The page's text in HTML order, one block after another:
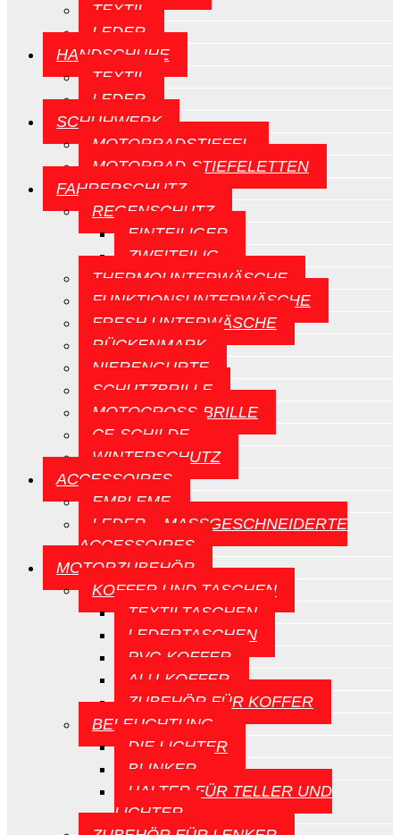
TEXTIL
LEDER
HANDSCHUHE
TEXTIL
LEDER
SCHUHWERK
MOTORRADSTIEFEL
MOTORRAD-STIEFELETTEN
FAHRERSCHUTZ
REGENSCHUTZ
EINTEILIGER
ZWEITEILIG
THERMOUNTERWÄSCHE
FUNKTIONSUNTERWÄSCHE
FRESH UNTERWÄSCHE
RÜCKENMARK
NIERENGURTE
SCHUTZBRILLE
MOTOCROSS-BRILLE
CE-SCHILDE
WINTERSCHUTZ
ACCESSOIRES
EMBLEME
LEDER – MASSGESCHNEIDERTE A
CCESSOIRES
MOTORZUBEHÖR
KOFFER UND TASCHEN
TEXTILTASCHEN
LEDERTASCHEN
PVC-KOFFER
ALU-KOFFER
ZUBEHÖR FÜR KOFFER
BELEUCHTUNG
DIE LICHTER
BLINKER
HALTER FÜR TELLER UND
LICHTER